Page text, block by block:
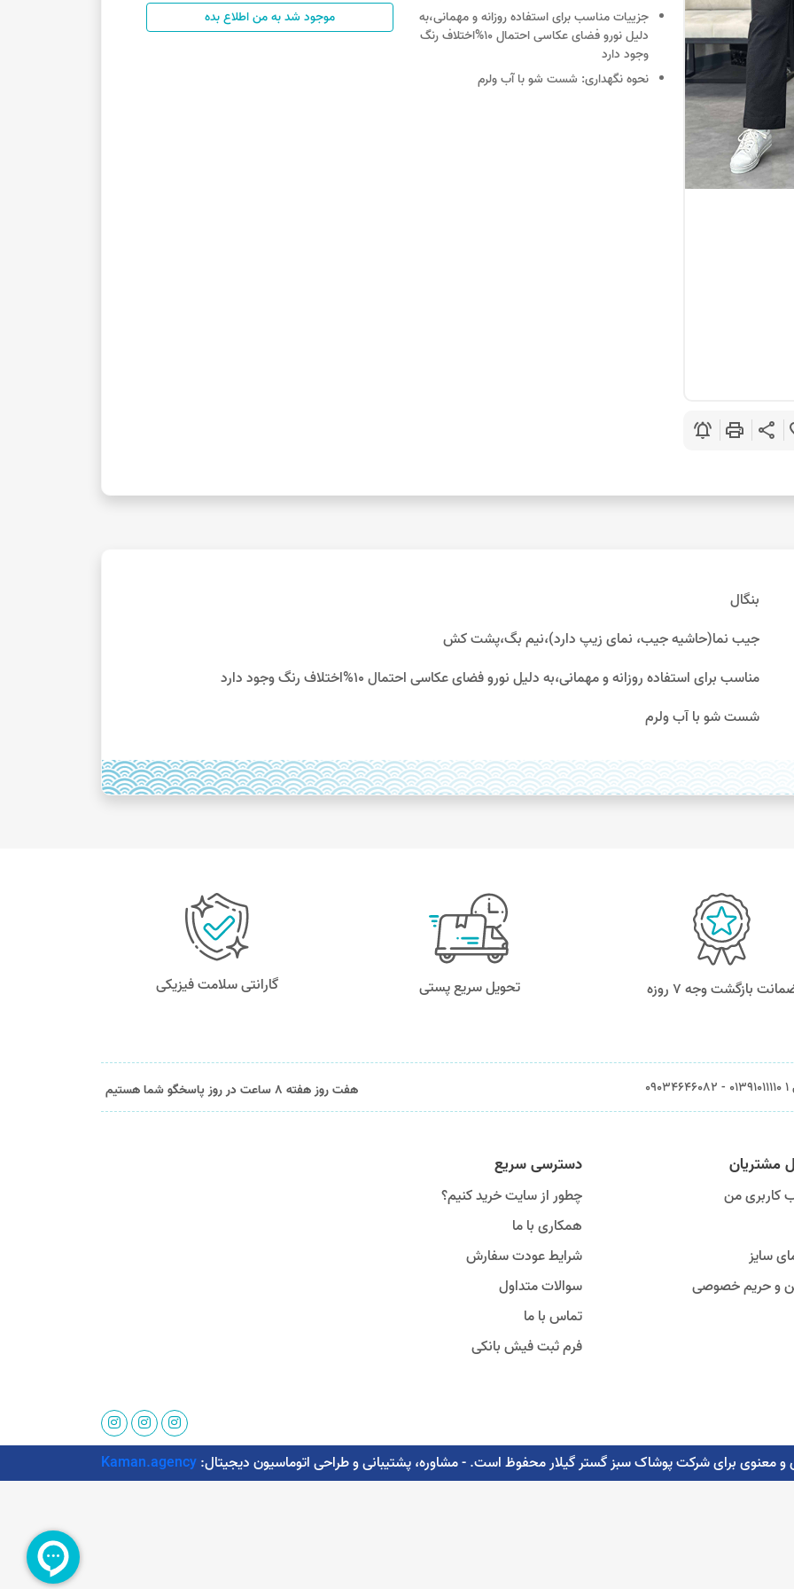
share
print
notifications_active
جزییاتمناسب برای استفاده روزانه و مهمانی،به
دلیل نورو فضای عکاسی احتمال 10%اختلاف رنگ
وجود دارد
نحوه نگهداری: شست شو با آب ولرم
موجود شد به من اطلاع بده
بنگال
جیب نما(حاشیه جیب، نمای زیپ دارد)،نیم بگ،پشت کش
مناسب برای استفاده روزانه و مهمانی،به دلیل نورو فضای عکاسی احتمال 10%اختلاف رنگ وجود دارد
شست شو با آب ولرم
بازگشت وجه ۷ روزه تحویل سریع پستی گارانتی سلامت فیزیکی
هفت روز هفته 8 ساعت در روز پاسخگو شما هستیم
مشتریان
کاربری من
سایز
و حریم خصوصی
دسترسی سریع
چطور از سایت خرید کنیم؟
همکاری با ما
شرایط عودت سفارش
سوالات متداول
تماس با ما
فرم ثبت فیش بانکی
Kaman.agency